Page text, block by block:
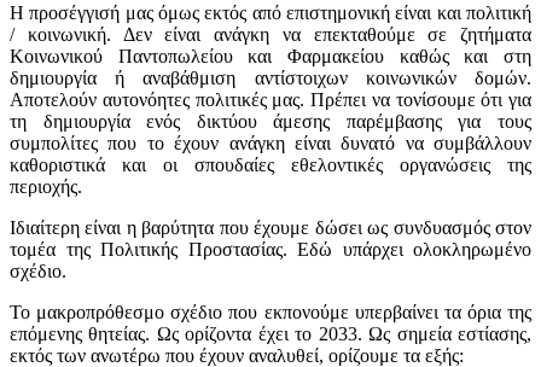
Η προσέγγισή μας όμως εκτός από επιστημονική είναι και πολιτική
/ κοινωνική. Δεν είναι ανάγκη να επεκταθούμε σε ζητήματα
Κοινωνικού Παντοπωλείου και Φαρμακείου καθώς και στη
δημιουργία ή αναβάθμιση αντίστοιχων κοινωνικών δομών.
Αποτελούν αυτονόητες πολιτικές μας. Πρέπει να τονίσουμε ότι για
τη δημιουργία ενός δικτύου άμεσης παρέμβασης για τους
συμπολίτες που το έχουν ανάγκη είναι δυνατό να συμβάλλουν
καθοριστικά και οι σπουδαίες εθελοντικές οργανώσεις της
περιοχής.
Ιδιαίτερη είναι η βαρύτητα που έχουμε δώσει ως συνδυασμός στον
τομέα της Πολιτικής Προστασίας. Εδώ υπάρχει ολοκληρωμένο
σχέδιο.
Το μακροπρόθεσμο σχέδιο που εκπονούμε υπερβαίνει τα όρια της
επόμενης θητείας. Ως ορίζοντα έχει το 2033. Ως σημεία εστίασης,
εκτός των ανωτέρω που έχουν αναλυθεί, ορίζουμε τα εξής: